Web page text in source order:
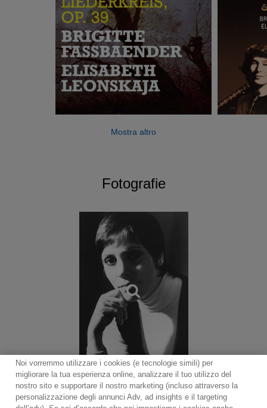
Mostra altro
Fotografie
Noi vorremmo utilizzare i cookies (e tecnologie simili) per
migliorare la tua esperienza online, analizzare il tuo utilizzo del
nostro sito e supportare il nostro marketing (incluso attraverso la
personalizzazione degli annunci Adv, ad insights e il targeting